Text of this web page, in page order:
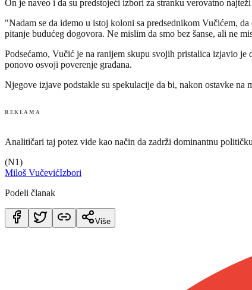
On je naveo i da su predstojeći izbori za stranku verovatno
"Nadam se da idemo u istoj koloni sa predsednikom Vučićem,
pitanje budućeg dogovora. Ne mislim da smo bez šanse, ali ne
Podsećamo, Vučić je na ranijem skupu svojih pristalica izjavio je
ponovo osvoji poverenje građana.
Njegove izjave podstakle su spekulacije da bi, nakon ostavke
REKLAMA
Analitičari taj potez vide kao način da zadrži dominantnu
(N1)
Miloš VučevićIzbori
Podeli članak
Više